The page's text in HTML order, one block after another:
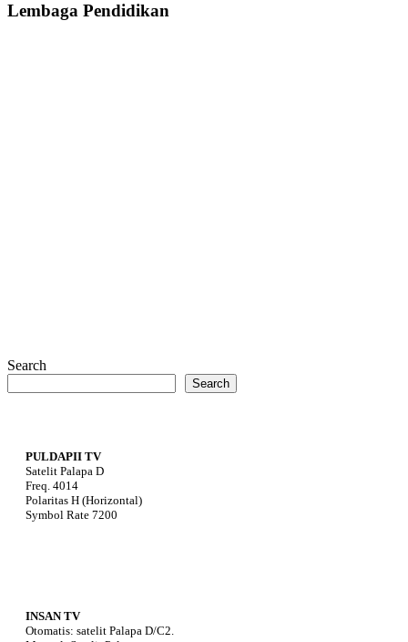
Lembaga Pendidikan
Search
Search
PULDAPII TV
Satelit Palapa D
Freq. 4014
Polaritas H (Horizontal)
Symbol Rate 7200
INSAN TV
Otomatis: satelit Palapa D/C2.